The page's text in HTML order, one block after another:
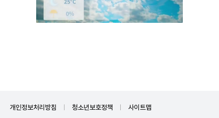
개인정보처리방침 청소년보호정책 사이트맵